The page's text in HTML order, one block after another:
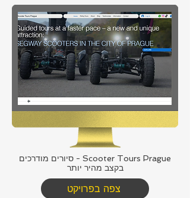
Scooter Tours Prague - סיורים מודרכים
בקצב מהיר יותר
צפה בפרויקט